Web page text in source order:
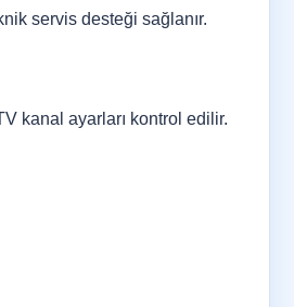
servis desteği sağlanır.
kanal ayarları kontrol edilir.